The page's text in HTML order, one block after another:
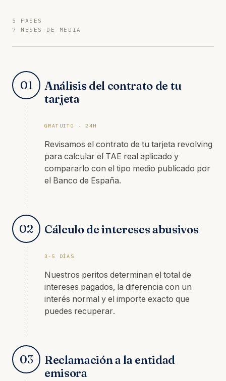
5 FASES
7 MESES DE MEDIA
01
Análisis del contrato de tu
tarjeta
GRATUITO · 24H
Revisamos el contrato de tu tarjeta revolving
para calcular el TAE real aplicado y
compararlo con el tipo medio publicado por
el Banco de España.
02 Cálculo de intereses abusivos
3-5 DÍAS
Nuestros peritos determinan el total de
intereses pagados, la diferencia con un
interés normal y el importe exacto que
puedes recuperar.
03
Reclamación a la entidad
emisora